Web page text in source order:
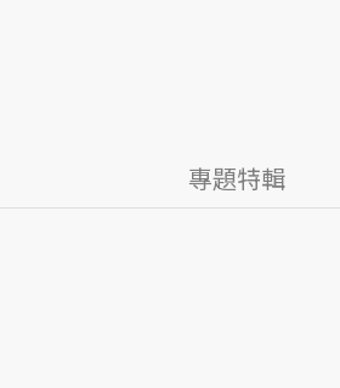
專題特輯